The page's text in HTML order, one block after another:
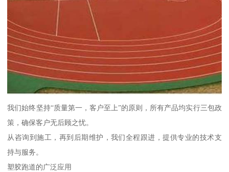
我们始终坚持“质量第一，客户至上”的原则，所有产品均实行三包政
策，确保客户无后顾之忧。
从咨询到施工，再到后期维护，我们全程跟进，提供专业的技术支
持与服务。
塑胶跑道的广泛应用